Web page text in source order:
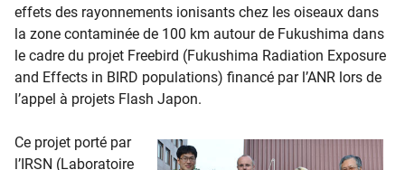
effets des rayonnements ionisants chez les oiseaux dans
la zone contaminée de 100 km autour de Fukushima dans
le cadre du projet Freebird (Fukushima Radiation Exposure
and Effects in BIRD populations) financé par l’ANR lors de
l’appel à projets Flash Japon.
Ce projet porté par
l’IRSN (Laboratoire